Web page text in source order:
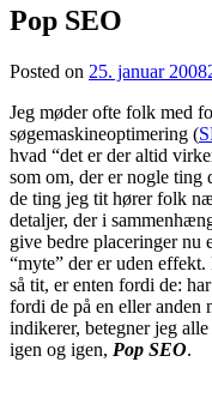
Pop SEO
Posted on 25. januar 2008
Jeg møder ofte folk med
søgemaskineoptimering (
hvad “det er der altid
som om, der er nogle ting
de ting jeg tit hører folk
detaljer, der i
give bedre placeringer nu
“myte” der er uden
så tit, er enten fordi de:
fordi de på en eller
indikerer, betegner jeg
igen og igen, Pop SEO.